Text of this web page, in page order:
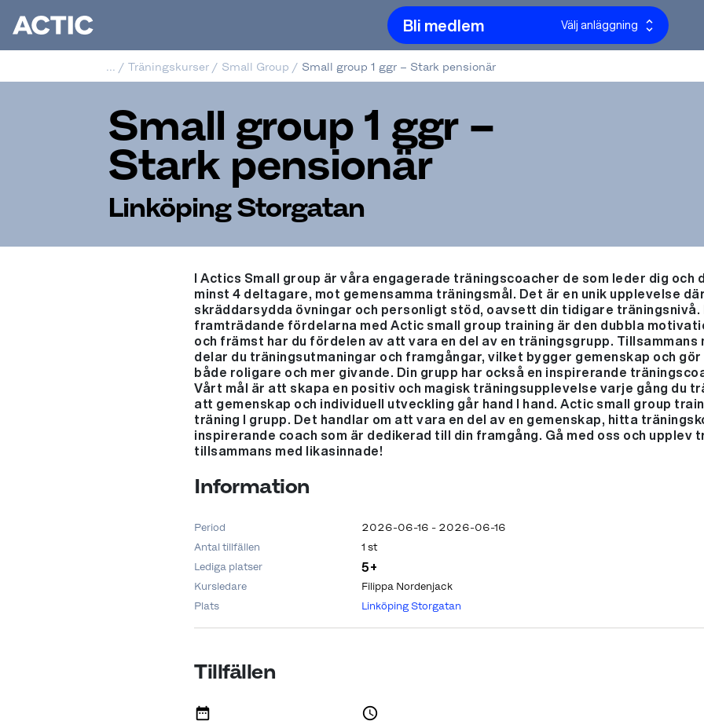
Bli medlem Välj anläggning
... / Träningskurser/ Small Group / Small group 1 ggr – Stark pensionär
Small group 1 ggr –
Stark pensionär
Linköping Storgatan
I Actics Small group är våra engagerade träningscoacher de som leder dig och
minst 4 deltagare, mot gemensamma träningsmål. Det är en unik upplevelse
skräddarsydda övningar och personligt stöd, oavsett din tidigare träningsnivå.
framträdande fördelarna med Actic small group training är den dubbla
och främst har du fördelen av att vara en del av en träningsgrupp. Tillsammans
delar du träningsutmaningar och framgångar, vilket bygger gemenskap och
både roligare och mer givande. Din grupp har också en inspirerande
Vårt mål är att skapa en positiv och magisk träningsupplevelse varje gång du
att gemenskap och individuell utveckling går hand I hand. Actic small group
träning I grupp. Det handlar om att vara en del av en gemenskap, hitta
inspirerande coach som är dedikerad till din framgång. Gå med oss och upplev
tillsammans med likasinnade!
Information
Period
2026-06-16 - 2026-06-16
Antal tillfällen
1 st
Lediga platser
5+
Kursledare
Filippa Nordenjack
Plats
Linköping Storgatan
Tillfällen